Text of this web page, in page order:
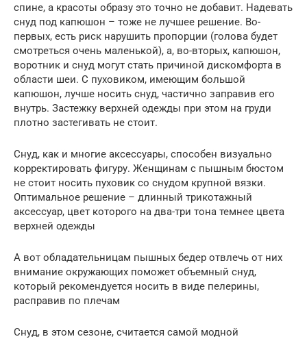
спине, а красоты образу это точно не добавит. Надевать
снуд под капюшон – тоже не лучшее решение. Во-
первых, есть риск нарушить пропорции (голова будет
смотреться очень маленькой), а, во-вторых, капюшон,
воротник и снуд могут стать причиной дискомфорта в
области шеи. С пуховиком, имеющим большой
капюшон, лучше носить снуд, частично заправив его
внутрь. Застежку верхней одежды при этом на груди
плотно застегивать не стоит.
Снуд, как и многие аксессуары, способен визуально
корректировать фигуру. Женщинам с пышным бюстом
не стоит носить пуховик со снудом крупной вязки.
Оптимальное решение – длинный трикотажный
аксессуар, цвет которого на два-три тона темнее цвета
верхней одежды
А вот обладательницам пышных бедер отвлечь от них
внимание окружающих поможет объемный снуд,
который рекомендуется носить в виде пелерины,
расправив по плечам
Снуд, в этом сезоне, считается самой модной